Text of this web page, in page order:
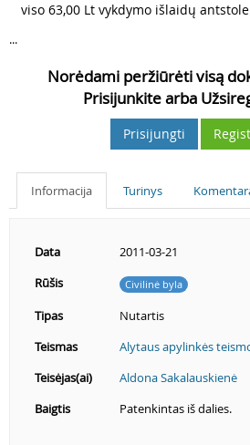
viso 63,00 Lt vykdymo išlaidų
...
Norėdami peržiūrėti visą
Prisijunkite arba
Prisijungti
Informacija Turinys
Data
2011-03-21
Rūšis
Civilinė byla
Tipas
Nutartis
Teismas
Alytaus apylinkės
Teisėjas(ai)
Aldona Sakalauskienė
Baigtis
Patenkintas iš dalies.